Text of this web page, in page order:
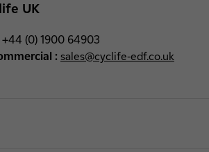
UK
+44 (0) 1900 64903
: sales@cyclife-edf.co.uk